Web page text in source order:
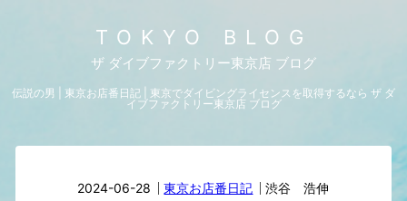
TOKYO BLOG
ザ ダイブファクトリー東京店 ブログ
伝説の男 | 東京お店番日記 | 東京でダイビングライセンスを取得するなら ザ ダ
イブファクトリー東京店 ブログ
2024-06-28 東京お店番日記 渋谷 浩伸